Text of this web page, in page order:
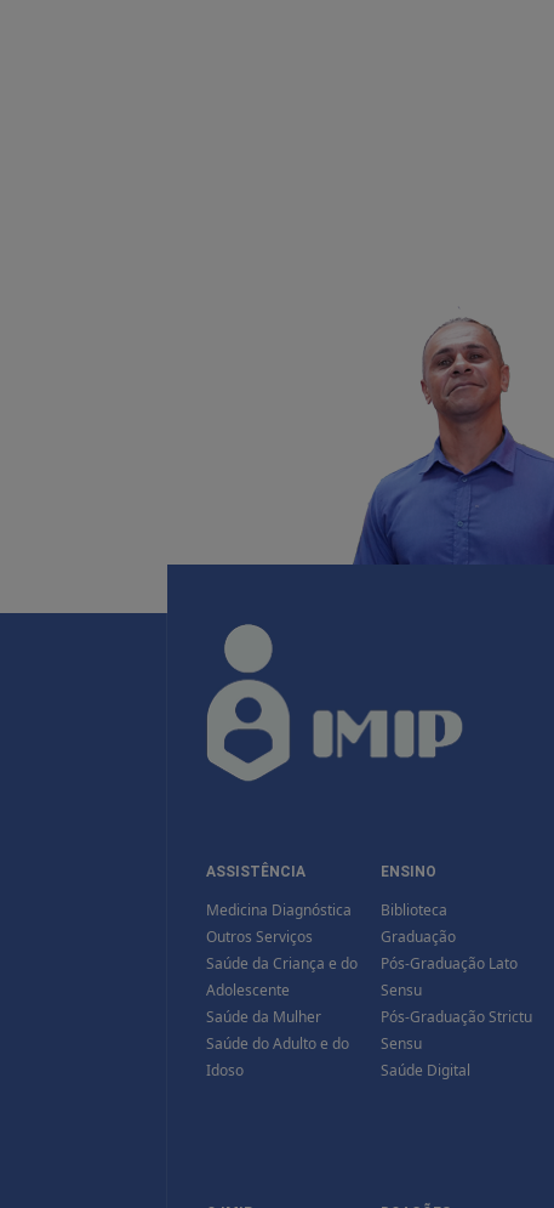
ASSISTÊNCIA
Medicina Diagnóstica
Outros Serviços
Saúde da Criança e do
Adolescente
Saúde da Mulher
Saúde do Adulto e do
Idoso
ENSINO
Biblioteca
Graduação
Pós-Graduação Lato
Sensu
Pós-Graduação Strictu
Sensu
Saúde Digital